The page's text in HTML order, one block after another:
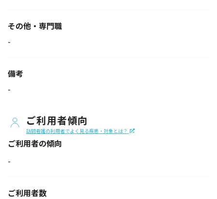
その他・専門職
-
備考
-
ご利用者傾向
訪問看護の利用者でよく見る疾患・対象とは？
ご利用者の傾向
-
ご利用者数